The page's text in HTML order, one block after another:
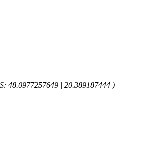
48.0977257649 | 20.389187444 )